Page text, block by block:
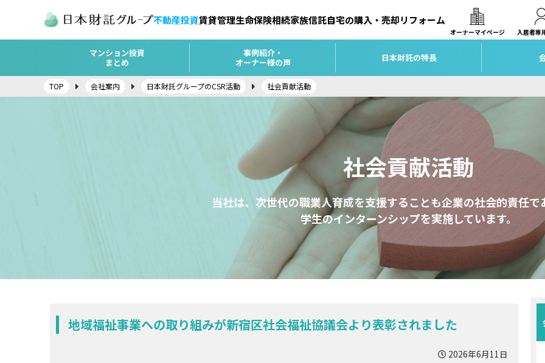
不動産投資賃貸管理生命保険相続家族信託自宅の購入・売却リフォーム
オーナーマイページ 入居者専
マンション投資
まとめ
事例紹介・
オーナー様の声
日本財託の特長
TOP 会社案内 日本財託グループのCSR活動 社会貢献活動
社会貢献活動
当社は、次世代の職業人育成を支援することも企業の社会的責任で
学生のインターンシップを実施しています。
地域福祉事業への取り組みが新宿区社会福祉協議会より表彰されました
2026年6月11日